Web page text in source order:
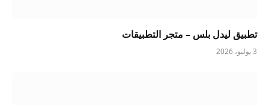
تطبيق ليدل بلس – متجر التطبيقات
3 يوليو، 2026